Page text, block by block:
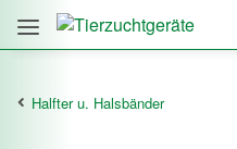
Halfter u. Halsbänder